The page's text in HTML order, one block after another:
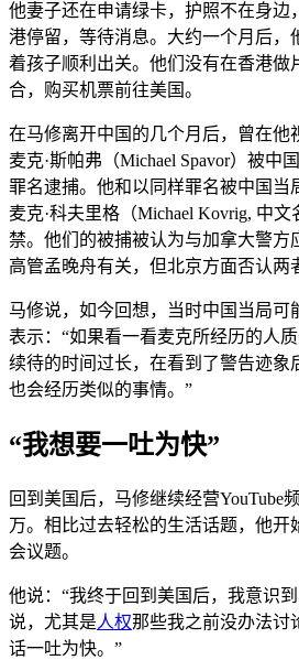
他妻子还在申请绿卡，护照不在身边
港停留，等待消息。大约一个月后，
着孩子顺利出关。他们没有在香港做
合，购买机票前往美国。
在马修离开中国的几个月后，曾在他
麦克·斯帕弗（Michael Spavor）被中
罪名逮捕。他和以同样罪名被中国当
麦克·科夫里格（Michael Kovrig, 中
禁。他们的被捕被认为与加拿大警方
高管孟晚舟有关，但北京方面否认两
马修说，如今回想，当时中国当局可
表示：“如果看一看麦克所经历的人
续待的时间过长，在看到了警告迹象
也会经历类似的事情。”
“我想要一吐为快”
回到美国后，马修继续经营YouTube
万。相比过去轻松的生活话题，他开
会议题。
他说：“我终于回到美国后，我意识
说，尤其是人权那些我之前没办法讨
话一吐为快。”